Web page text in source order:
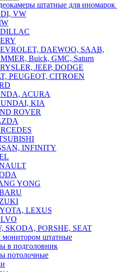
штатные для иномарок
VW
DAEWOO, SAAB,
Buick, GMC, Saturn
JEEP, DODGE
PEUGEOT, CITROEN
ACURA
KIA
ROVER
INFINITY
YONG
LEXUS
SKODA, PORSHE, SEAT
монитором штатные
в подголовник
потолочные